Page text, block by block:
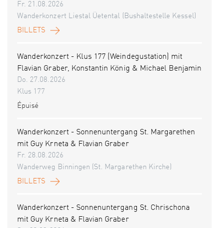
Fr. 21.08.2026
Wanderkonzert Liestal Üetental (Bushaltestelle Kessel)
BILLETS
Wanderkonzert - Klus 177 (Weindegustation) mit
Flavian Graber, Konstantin König & Michael Benjamin
Do. 27.08.2026
Klus 177
Épuisé
Wanderkonzert - Sonnenuntergang St. Margarethen
mit Guy Krneta & Flavian Graber
Fr. 28.08.2026
Wanderweg Binningen (St. Margarethen Kirche)
BILLETS
Wanderkonzert - Sonnenuntergang St. Chrischona
mit Guy Krneta & Flavian Graber